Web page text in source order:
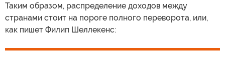
Таким образом, распределение доходов между
странами стоит на пороге полного переворота, или,
как пишет Филип Шеллекенс: